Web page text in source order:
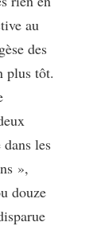
au
des
plus tôt.
les
»,
douze